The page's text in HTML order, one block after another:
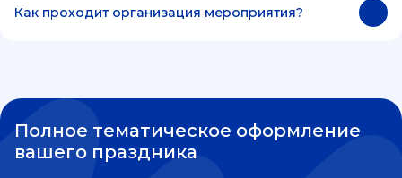
Как проходит организация мероприятия?
Полное тематическое оформление
вашего праздника